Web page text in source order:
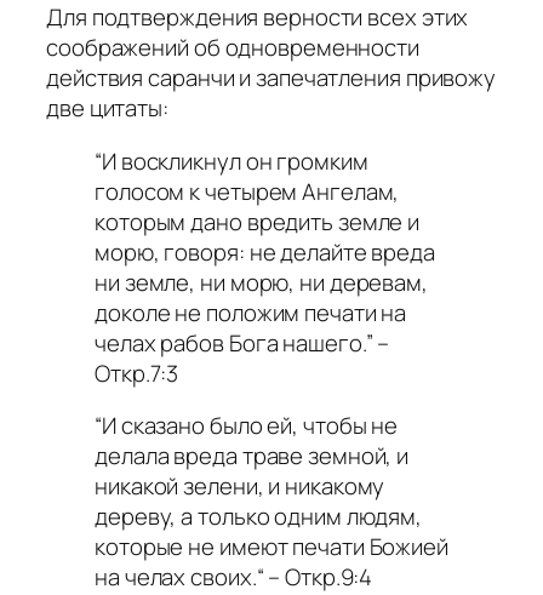
Для подтверждения верности всех этих
соображений об одновременности
действия саранчи и запечатления привожу
две цитаты:
“И воскликнул он громким
голосом к четырем Ангелам,
которым дано вредить земле и
морю, говоря: не делайте вреда
ни земле, ни морю, ни деревам,
доколе не положим печати на
челах рабов Бога нашего.” –
Откр.7:3
“И сказано было ей, чтобы не
делала вреда траве земной, и
никакой зелени, и никакому
дереву, а только одним людям,
которые не имеют печати Божией
на челах своих.“ – Откр.9:4